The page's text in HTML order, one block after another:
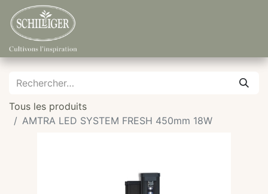
Tous les produits
AMTRA LED SYSTEM FRESH 450mm 18W